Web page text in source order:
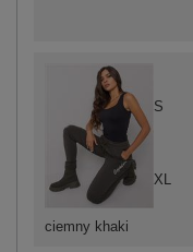
ciemny khaki
S
XL